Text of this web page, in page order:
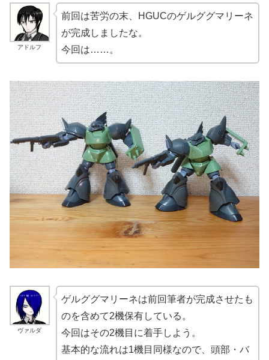
アドルフ
前回は苦労の末、HGUCのゲルググマリーネ
が完成しましたな。
今回は……。
ヴァルダ
ゲルググマリーネは前回筆者が完成させたも
のを含めて2機保有している。
今回はその2機目に着手しよう。
基本的な流れは1機目同様なので、頭部・バ